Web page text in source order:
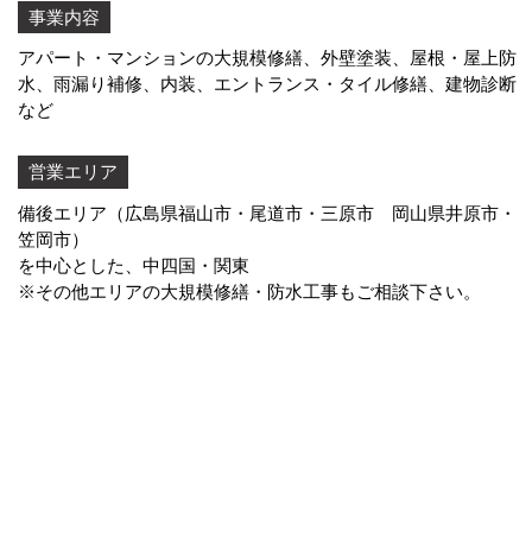
事業内容
アパート・マンションの大規模修繕、外壁塗装、屋根・屋上防
水、雨漏り補修 、内装、エントランス・タイル修繕、建物診断
など
営業エリア
備後エリア（広島県福山市・尾道市・三原市 岡山県井原市・
笠岡市）
を中心とした、中四国・関東
※その他エリアの大規模修繕・防水工事もご相談下さい。